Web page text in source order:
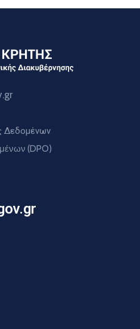
Δεδομένων
(DPO)